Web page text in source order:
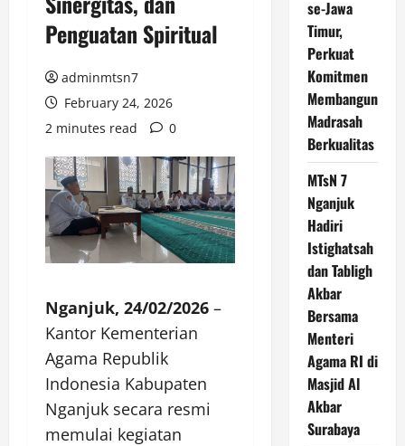
Penguatan Spiritual
adminmtsn7
February 24, 2026
2 minutes read
0
Nganjuk, 24/02/2026 –
Kantor Kementerian
Agama Republik
Indonesia Kabupaten
Nganjuk secara resmi
memulai kegiatan
se-Jawa
Timur,
Perkuat
Komitmen
Membangun
Madrasah
Berkualitas
MTsN 7
Nganjuk
Hadiri
Istighatsah
dan Tabligh
Akbar
Bersama
Menteri
Agama RI di
Masjid Al
Akbar
Surabaya